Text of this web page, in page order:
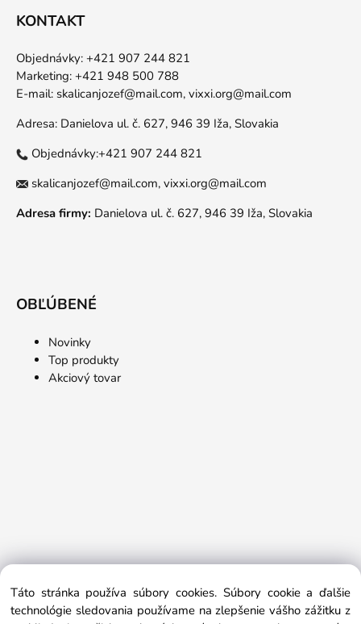
KONTAKT
Objednávky: +421 907 244 821
Marketing: +421 948 500 788
E-mail: skalicanjozef@mail.com, vixxi.org@mail.com
Adresa: Danielova ul. č. 627, 946 39 Iža, Slovakia
Objednávky:+421 907 244 821
skalicanjozef@mail.com, vixxi.org@mail.com
Adresa firmy: Danielova ul. č. 627, 946 39 Iža, Slovakia
OBĽÚBENÉ
Novinky
Top produkty
Akciový tovar
Táto stránka používa súbory cookies. Súbory cookie a ďalšie
technológie sledovania používame na zlepšenie vášho zážitku z